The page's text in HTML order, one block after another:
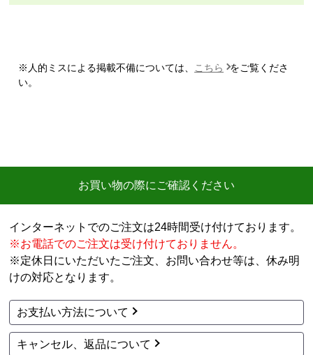
【注文からどのくらいで届きましたか？】
商品価格は安く、工事費で稼ぐ形。
い。
工事セットでは二度とつかわない
アト＠リエさん
2026年7月28日 17:11
欲しい商品をスムーズに注文できましたか？
※人的ミスによる掲載不備については、 こちら
をご覧くださ
い。
お買い物の際にご確認ください
インターネットでのご注文は24時間受け付けております。
※お電話でのご注文は受け付けておりません。
※定休日にいただいたご注文、お問い合わせ等は、休み明
けの対応となります。
お支払い方法について
キャンセル、返品について